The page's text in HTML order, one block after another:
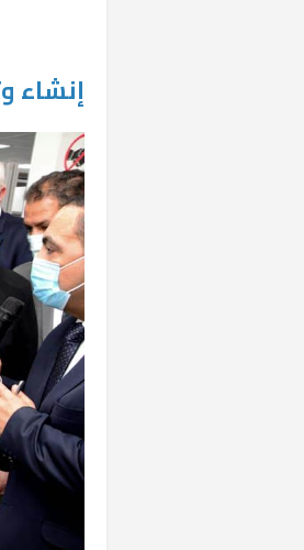
إنشاء